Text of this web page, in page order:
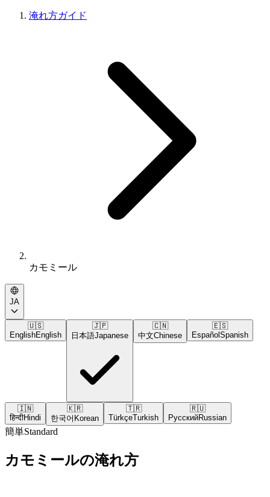
淹れ方ガイド
カモミール
JA
🇺🇸
EnglishEnglish
🇯🇵
日本語Japanese
🇨🇳
中文Chinese
🇪🇸
Español Spanish
🇮🇳
हिन्दीHindi
🇰🇷
한국어 Korean
🇹🇷
TürkçeTurkish
🇷🇺
РусскийRussian
簡単Standard
カモミールの淹れ方